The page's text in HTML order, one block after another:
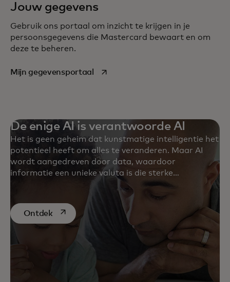
Jouw gegevens
Gebruik ons portaal om inzicht te krijgen in je
persoonsgegevens die Mastercard bewaart en om
deze te beheren.
Mijn gegevensportaal opens in a new tab
De enige AI is verantwoorde AI
Het is geen geheim dat kunstmatige intelligentie het
potentieel heeft om alles te veranderen. Maar AI
wordt aangedreven door data, waardoor
informatie een unieke valuta is die sterke
waarborgen en constante waakzaamheid verdient.
Ontdek onze laatste discussies over AI.
Ontdekopens in a new tab